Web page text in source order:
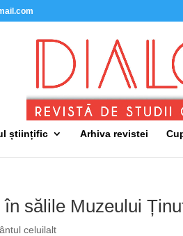
științific Arhiva revistei
sălile Muzeului
celuilalt